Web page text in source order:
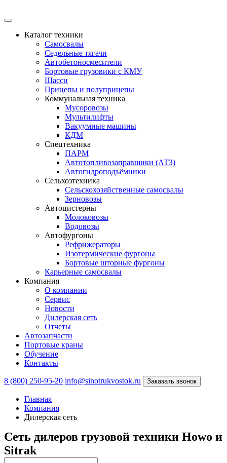
Каталог техники
Самосвалы
Седельные тягачи
Автобетоносмесители
Бортовые грузовики с КМУ
Шасси
Прицепы и полуприцепы
Коммунальная техника
Мусоровозы
Мультилифты
Вакуумные машины
КДМ
Спецтехника
ПАРМ
Автотопливозаправщики (АТЗ)
Автогидроподъёмники
Сельхозтехника
Сельскохозяйственные самосвалы
Зерновозы
Автоцистерны
Молоковозы
Водовозы
Автофургоны
Рефрижераторы
Изотермические фургоны
Бортовые шторные фургоны
Карьерные самосвалы
Компания
О компании
Сервис
Новости
Дилерская сеть
Отчеты
Автозапчасти
Портовые краны
Обучение
Контакты
8 (800) 250-95-20 info@sinotrukvostok.ru Заказать звонок
Главная
Компания
Дилерская сеть
Сеть дилеров грузовой техники Howo и
Sitrak